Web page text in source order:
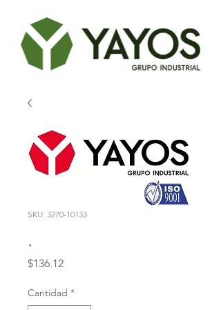
SKU: 3270-10133
.
$136.12Precio
Cantidad *